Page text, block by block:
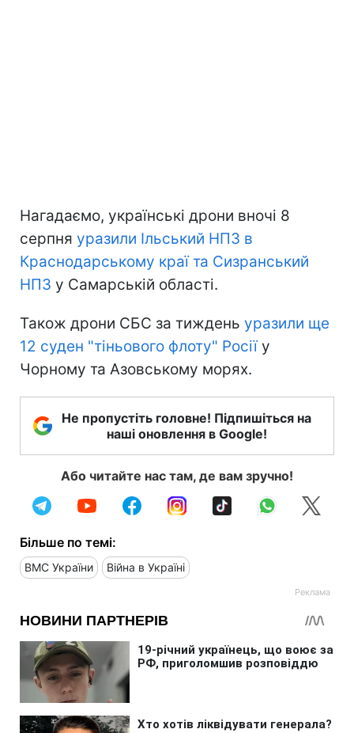
Нагадаємо, українські дрони вночі 8
серпня уразили Ільський НПЗ в
Краснодарському краї та Сизранський
НПЗ у Самарській області.
Також дрони СБС за тиждень уразили ще
12 суден "тіньового флоту" Росіїу
Чорному та Азовському морях.
Не пропустіть головне! Підпишіться на
наші оновлення в Google!
Або читайте нас там, де вам зручно!
Більше по темі:
ВМС України Війна в Україні